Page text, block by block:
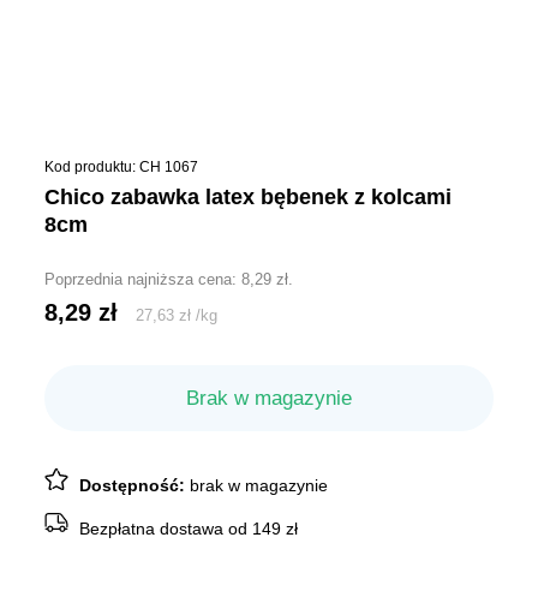
Kod produktu: CH 1067
chico zabawka latex bębenek z kolcami
8cm
Poprzednia najniższa cena:8,29zł.
8,29zł 27,63zł /kg
Brak w magazynie
Dostępność: brak w magazynie
Bezpłatna dostawa od 149 zł